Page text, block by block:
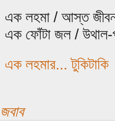
এক লহমা / আস্ত
এক ফোঁটা জল /
এক লহমার... টুকিটাকি
জবাব